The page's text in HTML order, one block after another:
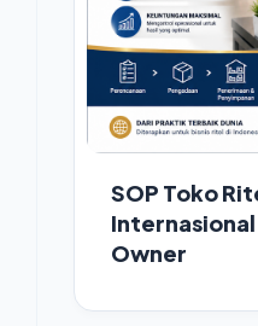
SOP Toko
Owner